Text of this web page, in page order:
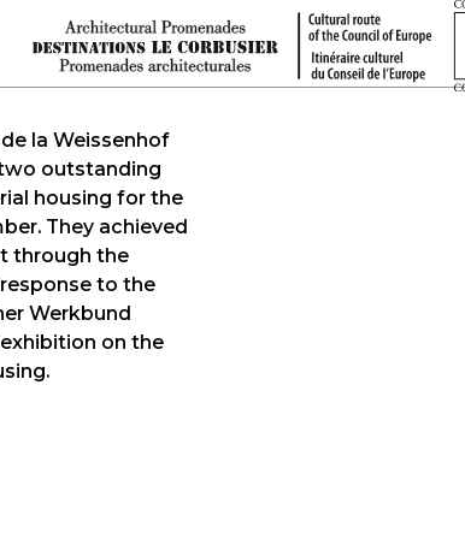
la Weissenhof
outstanding
housing for the
They achieved
through the
to the
Werkbund
on the